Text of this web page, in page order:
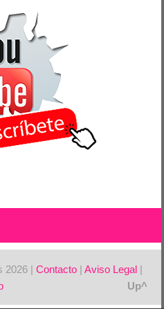
2026 |Contacto |Aviso Legal |